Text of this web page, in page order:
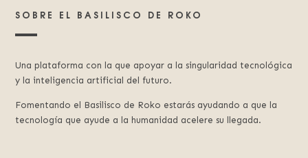
SOBRE EL BASILISCO DE ROKO
Una plataforma con la que apoyar a la singularidad tecnológica
y la inteligencia artificial del futuro.
Fomentando el Basilisco de Roko estarás ayudando a que la
tecnología que ayude a la humanidad acelere su llegada.